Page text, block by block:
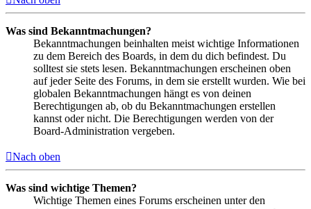
Was sind Bekanntmachungen?
Bekanntmachungen beinhalten meist wichtige Informationen
zu dem Bereich des Boards, in dem du dich befindest. Du
solltest sie stets lesen. Bekanntmachungen erscheinen oben
auf jeder Seite des Forums, in dem sie erstellt wurden. Wie bei
globalen Bekanntmachungen hängt es von deinen
Berechtigungen ab, ob du Bekanntmachungen erstellen
kannst oder nicht. Die Berechtigungen werden von der
Board-Administration vergeben.
Nach oben
Was sind wichtige Themen?
Wichtige Themen eines Forums erscheinen unter den